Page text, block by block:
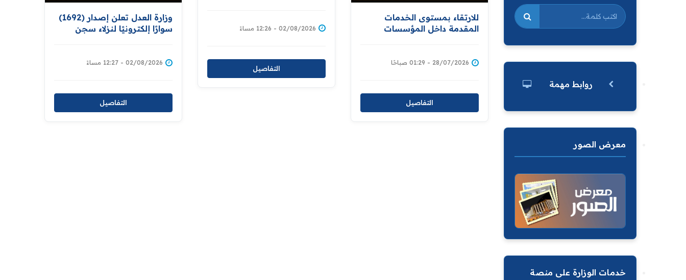
وزارة العدل تعلن إصدار (1692)
سوارًا إلكترونيًا لنزلاء سجن
المؤسسات الإصلاحية
02/08/2026 - 12:27 مساءً
التفاصيل
02/08/2026 - 12:26 مساءً
التفاصيل
للارتقاء بمستوى الخدمات
المقدمة داخل المؤسسات
28/07/2026 - 01:29 صباحًا
التفاصيل
روابط مهمة
معرض الصور
خدمات الوزارة على منصة